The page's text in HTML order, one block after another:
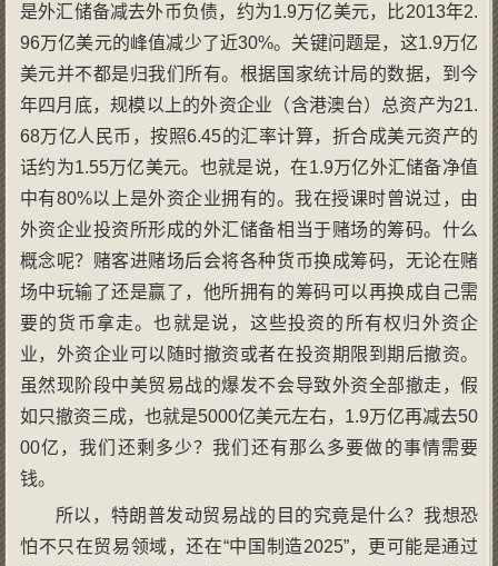
是外汇储备减去外币负债，约为1.9万亿美元，比2013年2.
96万亿美元的峰值减少了近30%。关键问题是，这1.9万亿
美元并不都是归我们所有。根据国家统计局的数据，到今
年四月底，规模以上的外资企业（含港澳台）总资产为21.
68万亿人民币，按照6.45的汇率计算，折合成美元资产的
话约为1.55万亿美元。也就是说，在1.9万亿外汇储备净值
中有80%以上是外资企业拥有的。我在授课时曾说过，由
外资企业投资所形成的外汇储备相当于赌场的筹码。什么
概念呢？赌客进赌场后会将各种货币换成筹码，无论在赌
场中玩输了还是赢了，他所拥有的筹码可以再换成自己需
要的货币拿走。也就是说，这些投资的所有权归外资企
业，外资企业可以随时撤资或者在投资期限到期后撤资。
虽然现阶段中美贸易战的爆发不会导致外资全部撤走，假
如只撤资三成，也就是5000亿美元左右，1.9万亿再减去50
00亿，我们还剩多少？我们还有那么多要做的事情需要
钱。
所以，特朗普发动贸易战的目的究竟是什么？我想恐
怕不只在贸易领域，还在“中国制造2025”，更可能是通过